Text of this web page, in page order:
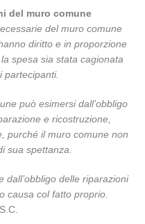
del muro comune
del muro comune
diritto e in proporzione
spesa sia stata cagionata
partecipanti.
può esimersi dall’obbligo
e ricostruzione,
purché il muro comune non
sua spettanza.
dall’obbligo delle riparazioni
causa col fatto proprio.